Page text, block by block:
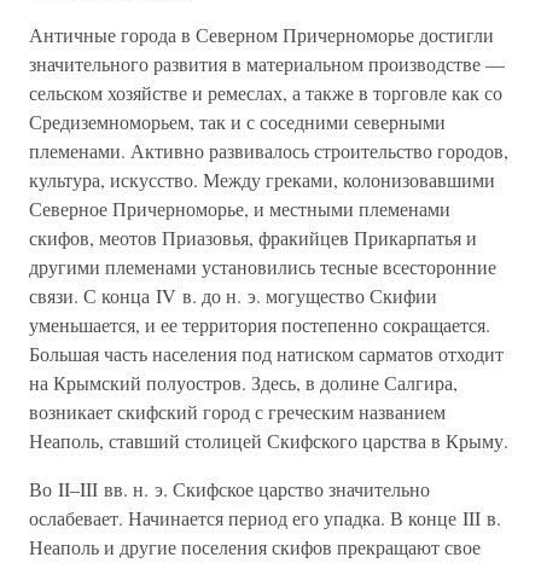
Античные города в Северном Причерноморье достигли
значительного развития в материальном производстве —
сельском хозяйстве и ремеслах, а также в торговле как со
Средиземноморьем, так и с соседними северными
племенами. Активно развивалось строительство городов,
культура, искусство. Между греками, колонизовавшими
Северное Причерноморье, и местными племенами
скифов, меотов Приазовья, фракийцев Прикарпатья и
другими племенами установились тесные всесторонние
связи. С конца IV в. до н. э. могущество Скифии
уменьшается, и ее территория постепенно сокращается.
Большая часть населения под натиском сарматов отходит
на Крымский полуостров. Здесь, в долине Салгира,
возникает скифский город с греческим названием
Неаполь, ставший столицей Скифского царства в Крыму.
Во II–III вв. н. э. Скифское царство значительно
ослабевает. Начинается период его упадка. В конце III в.
Неаполь и другие поселения скифов прекращают свое